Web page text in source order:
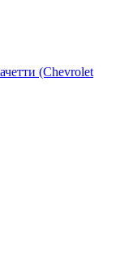
(Chevrolet